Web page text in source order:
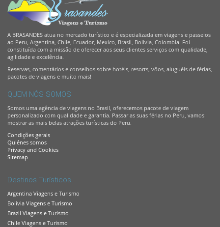
A BRASANDES atua no mercado turístico e é especializada em viagens e passeios
ao Peru, Argentina, Chile, Ecuador, Mexico, Brasil, Bolivia, Colombia. Foi
constituída com a missão de oferecer aos seus clientes serviços com qualidade,
agilidade e excelência.
Reservas, comentários e conselhos sobre hotéis, resorts, vôos, aluguéis de férias,
pacotes de viagens e muito mais!
QUEM NÓS SOMOS
Somos uma agência de viagens no Brasil, oferecemos pacote de viagem
personalizado com qualidade e garantia. Passar as suas férias no Peru, vamos
mostrar as mais belas atrações turísticas do Peru.
Condições gerais
Quiénes somos
Privacy and Cookies
Sitemap
Destinos Turísticos
Argentina Viagens e Turismo
Bolivia Viagens e Turismo
Brazil Viagens e Turismo
Chile Viagens e Turismo